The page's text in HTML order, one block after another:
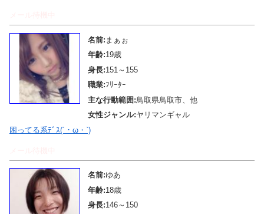
名前: まぁぉ
年齢:19歳
身長:151～155
職業:ﾌﾘｰﾀｰ
主な行動範囲:鳥取県鳥取市、他
女性ジャンル:ヤリマンギャル
困ってる系ﾃﾞｽ(´・ω・`)
名前:ゆあ
年齢:18歳
身長:146～150